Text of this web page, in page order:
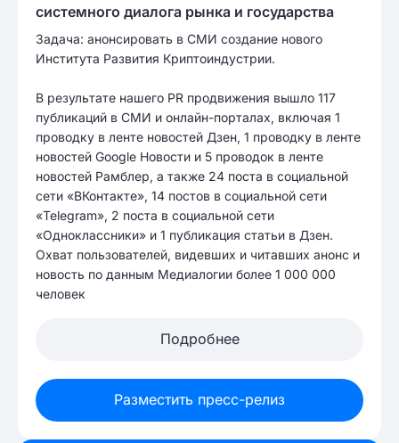
системного диалога рынка и государства
Задача: анонсировать в СМИ создание нового
Института Развития Криптоиндустрии.
В результате нашего PR продвижения вышло 117
публикаций в СМИ и онлайн-порталах, включая 1
проводку в ленте новостей Дзен, 1 проводку в ленте
новостей Google Новости и 5 проводок в ленте
новостей Рамблер, а также 24 поста в социальной
сети «ВКонтакте», 14 постов в социальной сети
«Telegram», 2 поста в социальной сети
«Одноклассники» и 1 публикация статьи в Дзен.
Охват пользователей, видевших и читавших анонс и
новость по данным Медиалогии более 1 000 000
человек
Подробнее
Разместить пресс-релиз